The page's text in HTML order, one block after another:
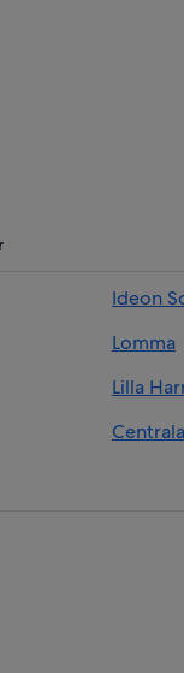
Ideon
Lomma
Lilla